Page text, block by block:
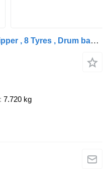
General Trailer 2 Axle Steel tipper , 8 Tyres , Drum bakes
7.720 kg